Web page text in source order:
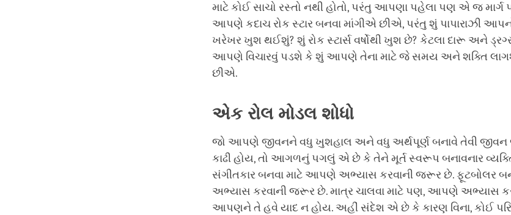
માટે કોઈ સાચો રસ્તો નથી હોતો, પરંતુ આપણા પહેલા પણ એ જ માર્ગ
આપણે કદાચ રોક સ્ટાર બનવા માંગીએ છીએ, પરંતુ શું પાપારાઝી
ખરેખર ખુશ થઈશું? શું રોક સ્ટાર્સ વર્ષોથી ખુશ છે? કેટલા દારૂ અને
આપણે વિચારવું પડશે કે શું આપણે તેના માટે જે સમય અને શક્તિ
છીએ.
એક રોલ મોડલ શોધો
જો આપણે જીવનને વધુ ખુશહાલ અને વધુ અર્થપૂર્ણ બનાવે તેવી જીવન
કાઢી હોય, તો આગળનું પગલું એ છે કે તેને મૂર્ત સ્વરૂપ બનાવનાર
સંગીતકાર બનવા માટે આપણે અભ્યાસ કરવાની જરૂર છે. ફૂટબોલર
અભ્યાસ કરવાની જરૂર છે. માત્ર ચાલવા માટે પણ, આપણે અભ્યાસ
આપણને તે હવે યાદ ન હોય. અહીં સંદેશ એ છે કે કારણ વિના, કોઈ